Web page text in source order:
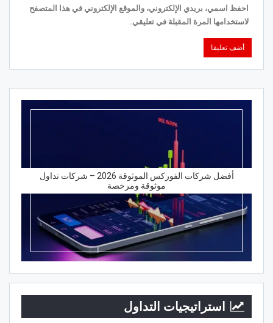
احفظ اسمي، بريدي الإلكتروني، والموقع الإلكتروني في هذا المتصفح
لاستخدامها المرة المقبلة في تعليقي.
أفضل شركات الفوركس الموثوقة 2026 – شركات تداول
موثوقة ومرخصة
استراتيجيات التداول